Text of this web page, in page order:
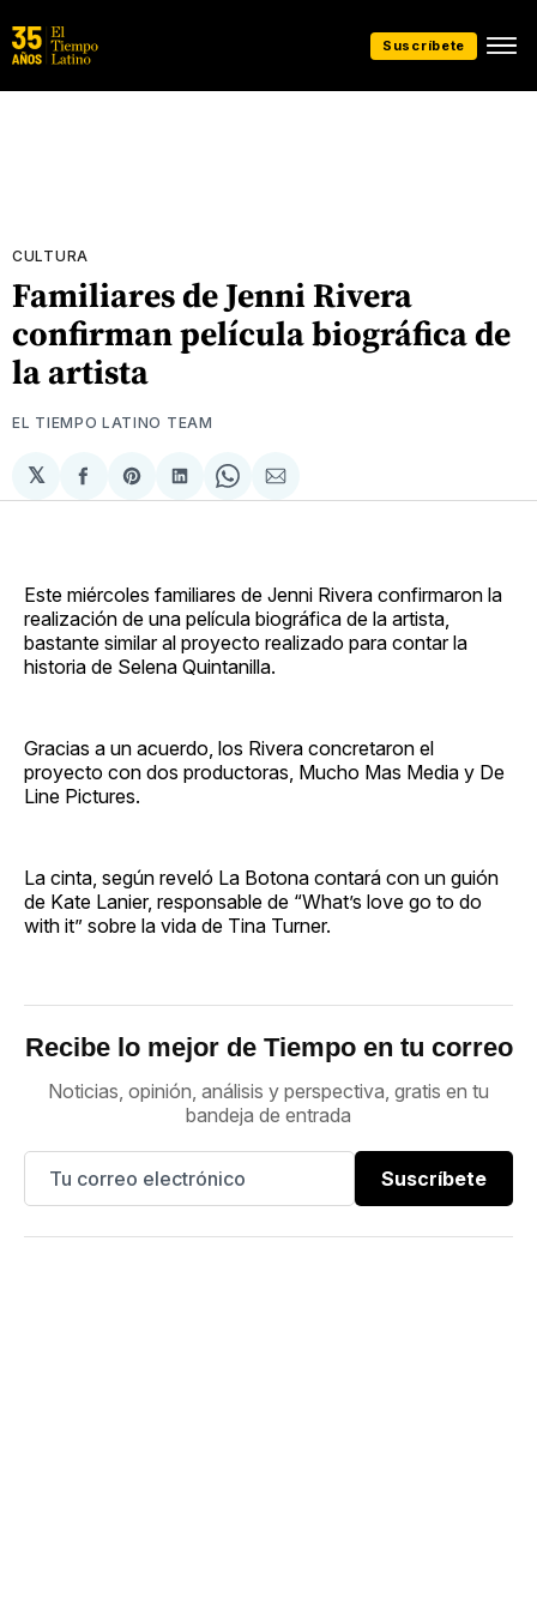
Suscríbete
CULTURA
Familiares de Jenni Rivera
confirman película biográfica de
la artista
EL TIEMPO LATINO TEAM
𝕏
Compartir
en
Share
on
Compartir
en
Share
on
Compartir
via
Este miércoles familiares de Jenni Rivera confirmaron la
realización de una película biográfica de la artista,
bastante similar al proyecto realizado para contar la
historia de Selena Quintanilla.
Gracias a un acuerdo, los Rivera concretaron el
proyecto con dos productoras, Mucho Mas Media y De
Line Pictures.
La cinta, según reveló La Botona contará con un guión
de Kate Lanier, responsable de “What’s love go to do
with it” sobre la vida de Tina Turner.
Recibe lo mejor de Tiempo en tu correo
Noticias, opinión, análisis y perspectiva, gratis en tu
bandeja de entrada
Suscríbete